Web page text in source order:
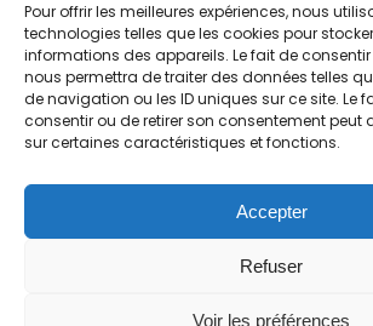
Pour offrir les meilleures expériences, nous
technologies telles que les cookies pour
informations des appareils. Le fait de
nous permettra de traiter des données telles
de navigation ou les ID uniques sur ce site. Le
consentir ou de retirer son consentement peut
sur certaines caractéristiques et fonctions.
Accepter
Refuser
Voir les préférences
Contact
Politique de cookies
Politique de confidentialité &